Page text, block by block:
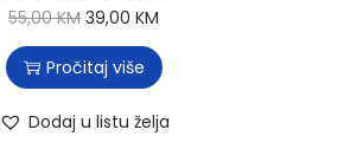
55,00KM 39,00KM
Pročitaj više
Dodaj u listu želja